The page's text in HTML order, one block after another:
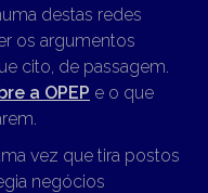
destas redes
os argumentos
cito, de passagem.
a OPEP e o que
vez que tira postos
negócios